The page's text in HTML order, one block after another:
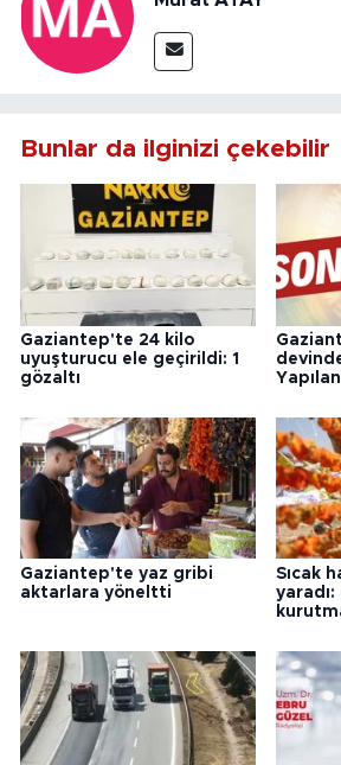
Bunlar da ilginizi çekebilir
Gaziantep'te 24 kilo
uyuşturucu ele geçirildi: 1
gözaltı
Gaziantep'te yaz gribi
aktarlara yöneltti
Sıcak